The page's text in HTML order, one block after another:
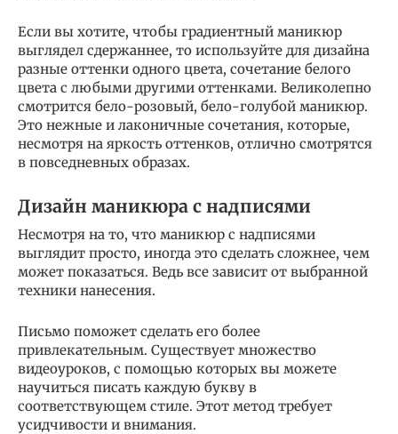
Если вы хотите, чтобы градиентный маникюр
выглядел сдержаннее, то используйте для дизайна
разные оттенки одного цвета, сочетание белого
цвета с любыми другими оттенками. Великолепно
смотрится бело-розовый, бело-голубой маникюр.
Это нежные и лаконичные сочетания, которые,
несмотря на яркость оттенков, отлично смотрятся
в повседневных образах.
Дизайн маникюра с надписями
Несмотря на то, что маникюр с надписями
выглядит просто, иногда это сделать сложнее, чем
может показаться. Ведь все зависит от выбранной
техники нанесения.
Письмо поможет сделать его более
привлекательным. Существует множество
видеоуроков, с помощью которых вы можете
научиться писать каждую букву в
соответствующем стиле. Этот метод требует
усидчивости и внимания.